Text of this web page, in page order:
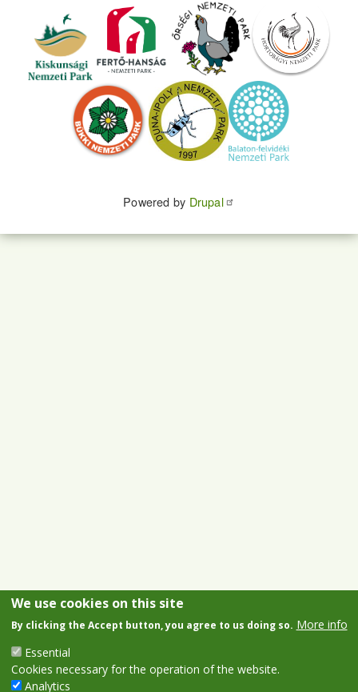
Powered by Drupal
We use cookies on this site
By clicking the Accept button, you agree to us doing so. More info
Essential
Cookies necessary for the operation of the website.
Analytics